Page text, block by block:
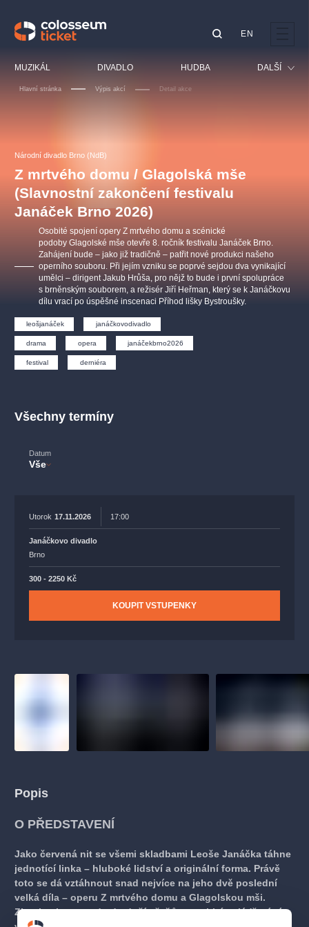
MUZIKÁL DIVADLO HUDBA DALŠÍ
Prohlídky
EN
Hlavní stránka Výpis akcí Detail akce
Národní divadlo Brno (NdB)
Z mrtvého domu / Glagolská mše
(Slavnostní zakončení festivalu
Janáček Brno 2026)
Osobité spojení opery Z mrtvého domu a scénické
podoby Glagolské mše otevře 8. ročník festivalu Janáček Brno.
Zahájení bude – jako již tradičně – patřit nové produkci našeho
operního souboru. Při jejím vzniku se poprvé sejdou dva vynikající
umělci – dirigent Jakub Hrůša, pro nějž to bude i první spolupráce
s brněnským souborem, a režisér Jiří Heřman, který se k Janáčkovu
dílu vrací po úspěšné inscenaci Příhod lišky Bystroušky.
leošjanáček janáčkovodivadlo
drama opera janáčekbrno2026
festival derniéra
Všechny termíny
Datum
Vše
Utorok 17.11.2026 17:00
Janáčkovo divadlo
Brno
300 - 2250 Kč
KOUPIT VSTUPENKY
Popis
O PŘEDSTAVENÍ
Jako červená nit se všemi skladbami Leoše Janáčka táhne
jednotící linka – hluboké lidství a originální forma. Právě
toto se dá vztáhnout snad nejvíce na jeho dvě poslední
velká díla – operu Z mrtvého domu a Glagolskou mši.
Zkratkovitou sondu do duší vězňů a osobité vyjádření víry
OBYČEJNÁ HOLKA
Agentura 44, s.r.o.
Ostatní hledají
muzikálypraha
Nejnavštěvovanější
filmováhudba státníopera rudolfinum
národnídivadlo